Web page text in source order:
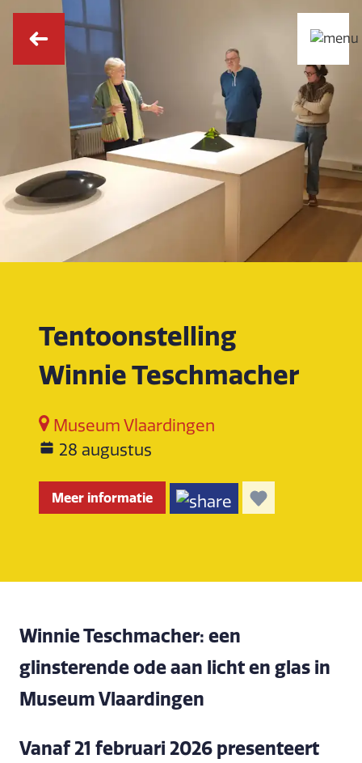
Tentoonstelling
Winnie Teschmacher
Museum Vlaardingen
28 augustus
Meer informatie
Winnie Teschmacher: een
glinsterende ode aan licht en glas in
Museum Vlaardingen
Vanaf 21 februari 2026 presenteert